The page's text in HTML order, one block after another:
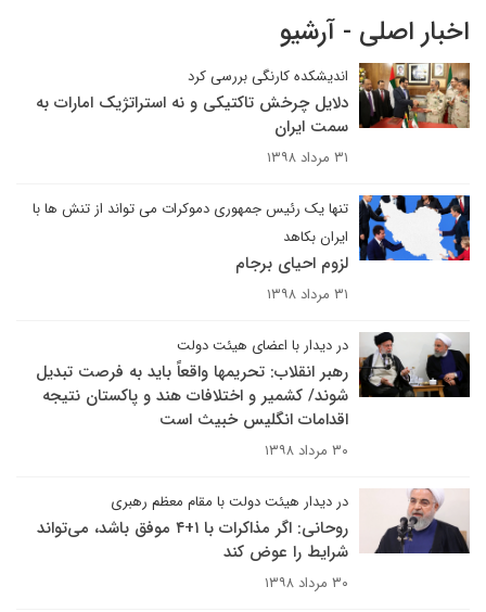
اخبار اصلی - آرشیو
اندیشکده کارنگی بررسی کرد
دلایل چرخش تاکتیکی و نه استراتژیک امارات به
سمت ایران
۳۱ مرداد ۱۳۹۸
تنها یک رئیس جمهوری دموکرات می تواند از تنش ها با
ایران بکاهد
لزوم احیای برجام
۳۱ مرداد ۱۳۹۸
در دیدار با اعضای هیئت دولت
رهبر انقلاب: تحریمها واقعاً باید به فرصت تبدیل
شوند/ کشمیر و اختلافات هند و پاکستان نتیجه
اقدامات انگلیس خبیث است
۳۰ مرداد ۱۳۹۸
در دیدار هیئت دولت با مقام معظم رهبری
روحانی: اگر مذاکرات با ۱+۴ موفق باشد، می‌تواند
شرایط را عوض کند
۳۰ مرداد ۱۳۹۸